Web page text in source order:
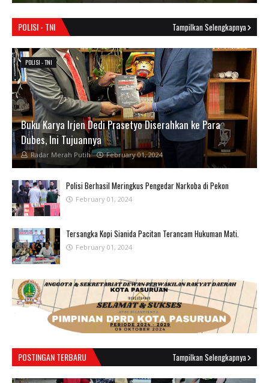
POLISI - TNI Tampilkan Selengkapnya
POLISI - TNI
Buku Karya Irjen Dedi Prasetyo Diserahkan ke Para
Dubes, Ini Tujuannya
Radar Merah Putih February 01, 2024
Polisi Berhasil Meringkus Pengedar Narkoba di Pekon
February 01, 2024
Tersangka Kopi Sianida Pacitan Terancam Hukuman Mati.
February 01, 2024
POSTINGAN TERBARU Tampilkan Selengkapnya